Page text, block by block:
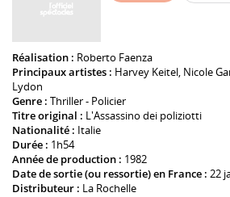
Réalisation : Roberto Faenza
Principaux artistes : Harvey Keitel, Nicole
Lydon
Genre : Thriller - Policier
Titre original : L'Assassino dei poliziotti
Nationalité : Italie
Durée : 1h54
Année de production : 1982
Date de sortie (ou ressortie) en France : 22
Distributeur : La Rochelle